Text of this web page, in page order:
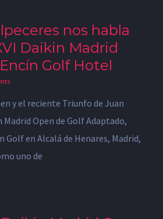
nos habla
Daikin Madrid
Golf Hotel
y el reciente Triunfo de Juan
Madrid Open de Golf Adaptado,
Golf en Alcalá de Henares, Madrid,
uno de